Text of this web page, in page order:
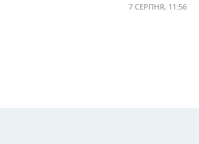
7 СЕРПНЯ, 11:56